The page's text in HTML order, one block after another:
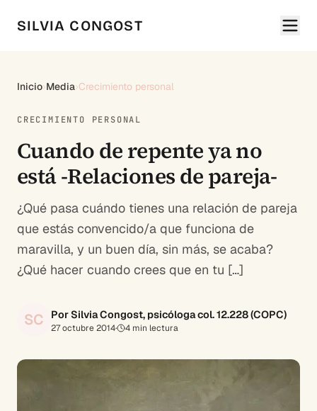
SILVIA CONGOST
Inicio›Media›Crecimiento personal
CRECIMIENTO PERSONAL
Cuando de repente ya no
está -Relaciones de pareja-
¿Qué pasa cuándo tienes una relación de pareja
que estás convencido/a que funciona de
maravilla, y un buen día, sin más, se acaba?
¿Qué hacer cuando crees que en tu […]
SC Por Silvia Congost, psicóloga col. 12.228 (COPC)
27 octubre 2014· 4 min lectura